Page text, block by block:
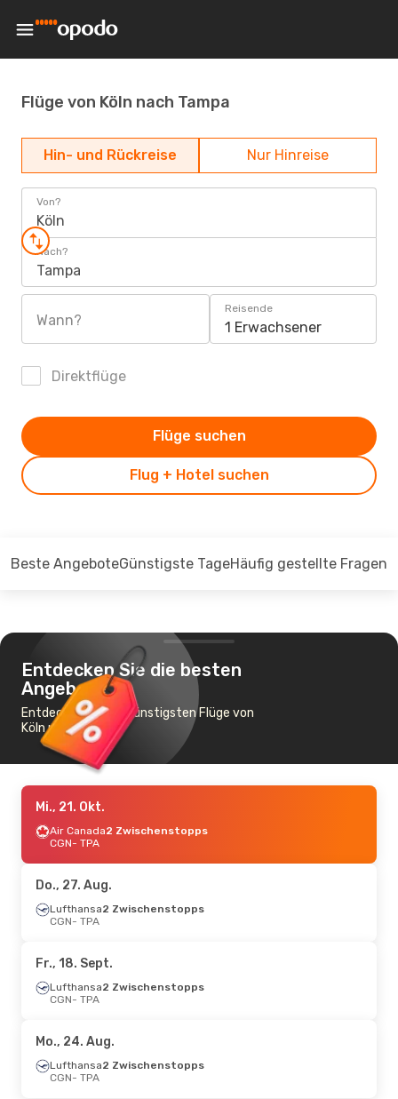
Flüge von Köln nach Tampa
Hin- und Rückreise Nur Hinreise
Von?
Köln
Nach?
Tampa
Wann?
Reisende
1 Erwachsener
Direktflüge
Flug + Hotel suchen
Flüge suchen
Beste AngeboteGünstigste TageHäufig gestellte Fragen
Entdecken Sie die besten
Angebote
Entdecken Sie die günstigsten Flüge von
Köln nach Tampa
Mi., 21. Okt.
Air Canada2 Zwischenstopps
CGN- TPA
Do., 27. Aug.
Lufthansa2 Zwischenstopps
CGN- TPA
Fr., 18. Sept.
Lufthansa2 Zwischenstopps
CGN- TPA
Mo., 24. Aug.
Lufthansa2 Zwischenstopps
CGN- TPA